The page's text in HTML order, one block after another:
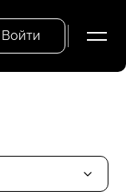
Войти